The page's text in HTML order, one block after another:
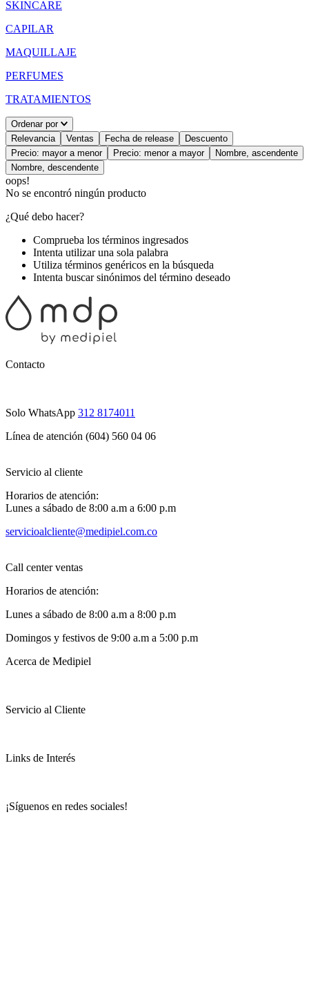
SKINCARE
CAPILAR
MAQUILLAJE
PERFUMES
TRATAMIENTOS
Ordenar por
Relevancia
Ventas Fecha de release
Descuento
Precio: mayor a menor
Precio: menor a mayor
Nombre, ascendente
Nombre, descendente
oops!
No se encontró ningún producto
¿Qué debo hacer?
Comprueba los términos ingresados
Intenta utilizar una sola palabra
Utiliza términos genéricos en la búsqueda
Intenta buscar sinónimos del término deseado
Contacto
Solo WhatsApp 312 8174011
Línea de atención (604) 560 04 06
Servicio al cliente
Horarios de atención:
Lunes a sábado de 8:00 a.m a 6:00 p.m
servicioalcliente@medipiel.com.co
Call center ventas
Horarios de atención:
Lunes a sábado de 8:00 a.m a 8:00 p.m
Domingos y festivos de 9:00 a.m a 5:00 p.m
Acerca de Medipiel
Servicio al Cliente
Links de Interés
¡Síguenos en redes sociales!